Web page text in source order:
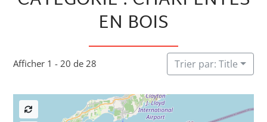
EN BOIS
Afficher 1 - 20 de 28 Trier par: Title